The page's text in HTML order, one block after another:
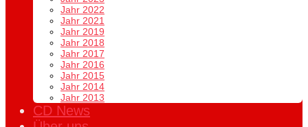
Jahr 2022
Jahr 2021
Jahr 2019
Jahr 2018
Jahr 2017
Jahr 2016
Jahr 2015
Jahr 2014
Jahr 2013
CD News